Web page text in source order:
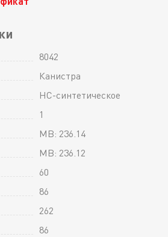
8042
Канистра
HC-синтетическое
1
MB: 236.14
MB: 236.12
60
86
262
86